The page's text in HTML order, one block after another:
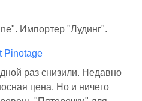
Импортер "Лудинг".
раз снизили. Недавно
цена. Но и ничего